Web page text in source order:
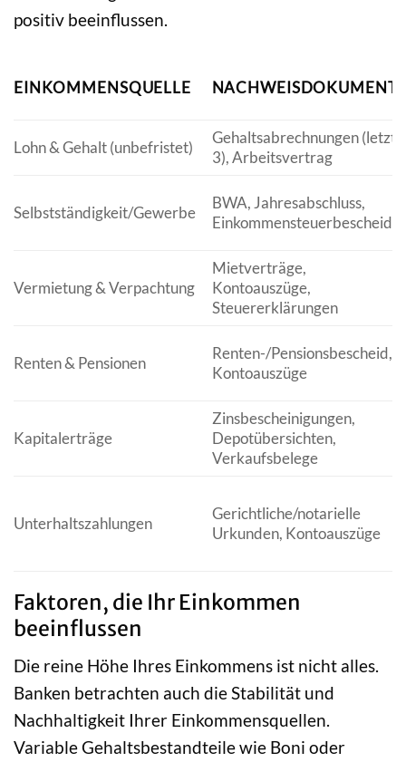
positiv beeinflussen.
EINKOMMENSQUELLE
Lohn & Gehalt (unbefristet)
Gehaltsabrechnungen (letzte
3), Arbeitsvertrag
Selbstständigkeit/Gewerbe
BWA, Jahresabschluss,
Einkommensteuerbescheide
Vermietung & Verpachtung
Mietverträge,
Kontoauszüge,
Steuererklärungen
Renten & Pensionen
Renten-/Pensionsbescheid,
Kontoauszüge
Kapitalerträge
Zinsbescheinigungen,
Depotübersichten,
Verkaufsbelege
Unterhaltszahlungen
Gerichtliche/notarielle
Urkunden, Kontoauszüge
Faktoren, die Ihr Einkommen
beeinflussen
Die reine Höhe Ihres Einkommens ist nicht alles.
Banken betrachten auch die Stabilität und
Nachhaltigkeit Ihrer Einkommensquellen.
Variable Gehaltsbestandteile wie Boni oder